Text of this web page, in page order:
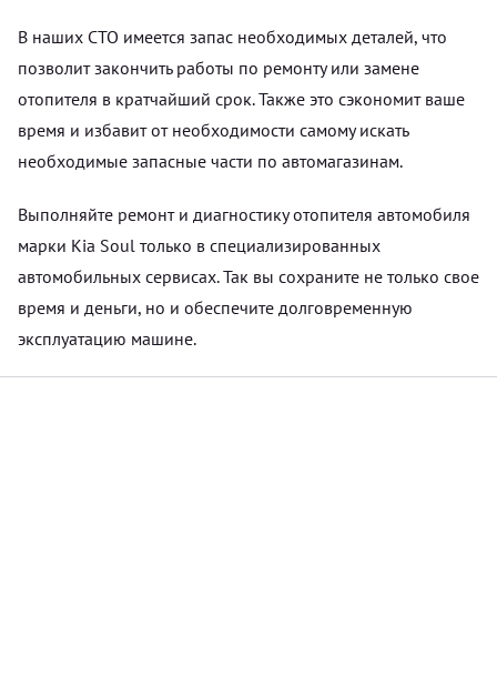
В наших СТО имеется запас необходимых деталей, что
позволит закончить работы по ремонту или замене
отопителя в кратчайший срок. Также это сэкономит ваше
время и избавит от необходимости самому искать
необходимые запасные части по автомагазинам.
Выполняйте ремонт и диагностику отопителя автомобиля
марки Kia Soul только в специализированных
автомобильных сервисах. Так вы сохраните не только свое
время и деньги, но и обеспечите долговременную
эксплуатацию машине.